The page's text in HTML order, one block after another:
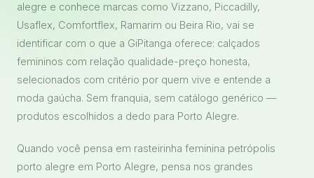
alegre e conhece marcas como Vizzano, Piccadilly,
Usaflex, Comfortflex, Ramarim ou Beira Rio, vai se
identificar com o que a GiPitanga oferece: calçados
femininos com relação qualidade-preço honesta,
selecionados com critério por quem vive e entende a
moda gaúcha. Sem franquia, sem catálogo genérico —
produtos escolhidos a dedo para Porto Alegre.
Quando você pensa em rasteirinha feminina petrópolis
porto alegre em Porto Alegre, pensa nos grandes